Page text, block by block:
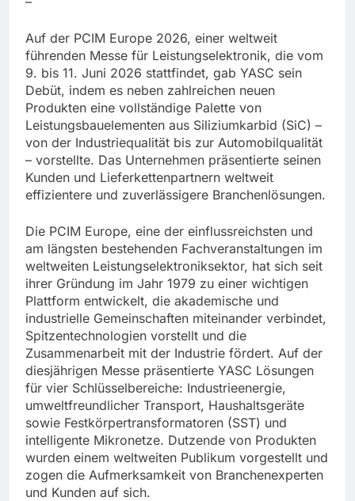
Auf der PCIM Europe 2026, einer weltweit
führenden Messe für Leistungselektronik, die vom
9. bis 11. Juni 2026 stattfindet, gab YASC sein
Debüt, indem es neben zahlreichen neuen
Produkten eine vollständige Palette von
Leistungsbauelementen aus Siliziumkarbid (SiC) –
von der Industriequalität bis zur Automobilqualität
– vorstellte. Das Unternehmen präsentierte seinen
Kunden und Lieferkettenpartnern weltweit
effizientere und zuverlässigere Branchenlösungen.
Die PCIM Europe, eine der einflussreichsten und
am längsten bestehenden Fachveranstaltungen im
weltweiten Leistungselektroniksektor, hat sich seit
ihrer Gründung im Jahr 1979 zu einer wichtigen
Plattform entwickelt, die akademische und
industrielle Gemeinschaften miteinander verbindet,
Spitzentechnologien vorstellt und die
Zusammenarbeit mit der Industrie fördert. Auf der
diesjährigen Messe präsentierte YASC Lösungen
für vier Schlüsselbereiche: Industrieenergie,
umweltfreundlicher Transport, Haushaltsgeräte
sowie Festkörpertransformatoren (SST) und
intelligente Mikronetze. Dutzende von Produkten
wurden einem weltweiten Publikum vorgestellt und
zogen die Aufmerksamkeit von Branchenexperten
und Kunden auf sich.